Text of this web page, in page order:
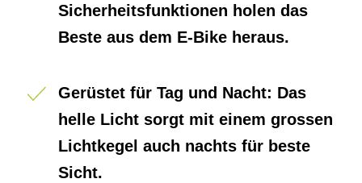
Sicherheitsfunktionen holen das
Beste aus dem E-Bike heraus.
Gerüstet für Tag und Nacht: Das
helle Licht sorgt mit einem grossen
Lichtkegel auch nachts für beste
Sicht.